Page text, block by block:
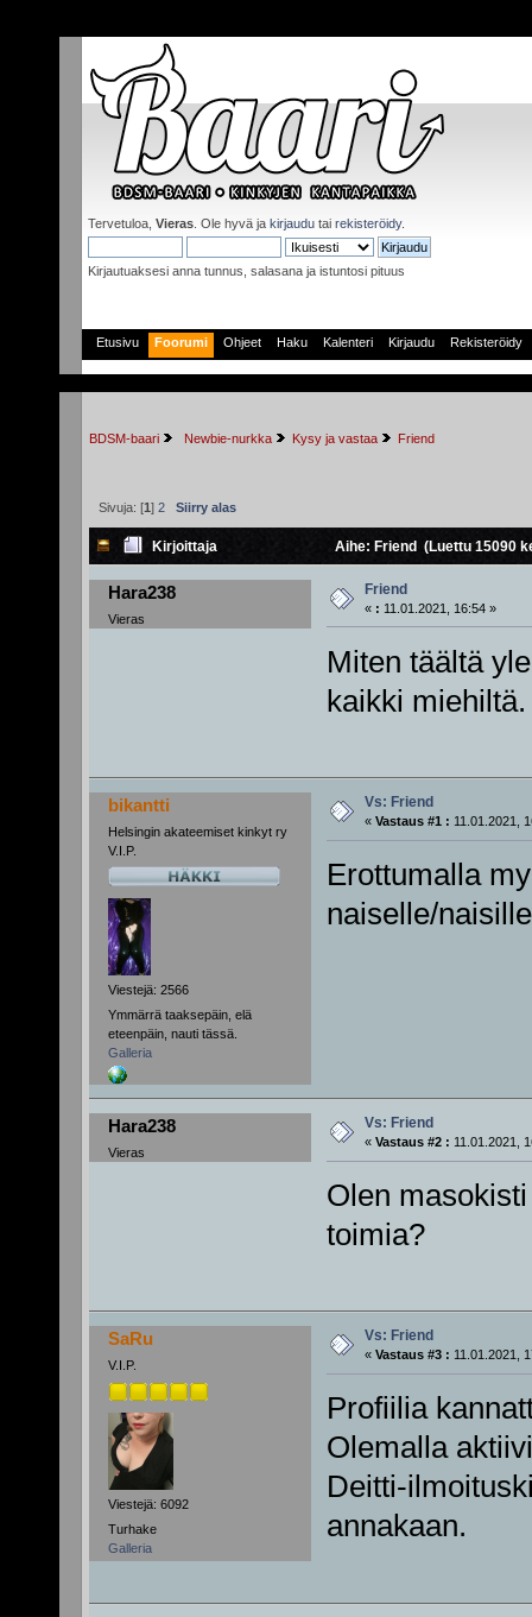
Tervetuloa, Vieras . Ole hyvä ja kirjaudu tai rekisteröidy.
Kirjautuaksesi anna tunnus, salasana ja istuntosi pituus
Etusivu Foorumi Ohjeet Haku Kalenteri Kirjaudu Rekisteröidy
BDSM-baari Newbie-nurkka Kysy ja vastaa Friend
Sivuja: [1] 2 Siirry alas
Kirjoittaja Aihe: Friend (Luettu 15090
Hara238
Vieras
Friend
« : 11.01.2021, 16:54 »
Miten täältä
kaikki miehiltä.
bikantti
Helsingin akateemiset kinkyt ry
V.I.P.
Viestejä: 2566
Ymmärrä taaksepäin, elä
eteenpäin, nauti tässä.
Galleria
Vs: Friend
« Vastaus #1 : 11.01.2021,
Erottumalla
naiselle/
Hara238
Vieras
Vs: Friend
« Vastaus #2 : 11.01.2021,
Olen
toimia?
SaRu
V.I.P.
Viestejä: 6092
Turhake
Galleria
Vs: Friend
« Vastaus #3 : 11.01.2021,
Profiilia
Olemalla
Deitti-
annakaan.